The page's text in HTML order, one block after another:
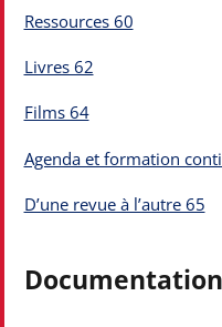
Ressources 60
Livres 62
Films 64
Agenda et formation
D’une revue à l’autre 65